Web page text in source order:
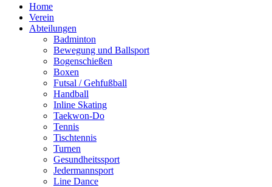
Home
Verein
Abteilungen
Badminton
Bewegung und Ballsport
Bogenschießen
Boxen
Futsal / Gehfußball
Handball
Inline Skating
Taekwon-Do
Tennis
Tischtennis
Turnen
Gesundheitssport
Jedermannsport
Line Dance